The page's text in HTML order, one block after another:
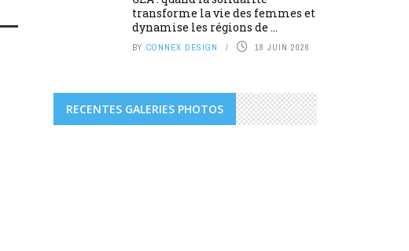
transforme la vie des femmes et
dynamise les régions de ...
BY CONNEX DESIGN 18 JUIN 2026
RECENTES GALERIES PHOTOS